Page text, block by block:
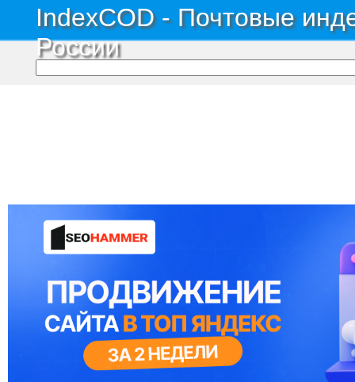
IndexCOD - Почтовые
России